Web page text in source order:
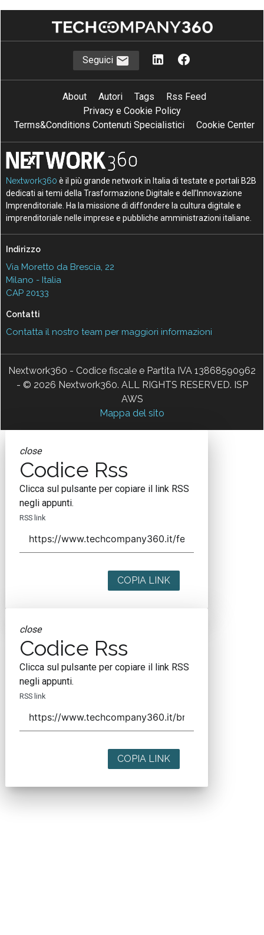
Seguici
About Autori Tags
Rss Feed
Privacy e Cookie Policy
Terms&Conditions Contenuti Specialistici
Cookie Center
Nextwork360 è il più grande network in Italia di testate e portali B2B
dedicati ai temi della Trasformazione Digitale e dell’Innovazione
Imprenditoriale. Ha la missione di diffondere la cultura digitale e
imprenditoriale nelle imprese e pubbliche amministrazioni italiane.
Indirizzo
Via Moretto da Brescia, 22
Milano - Italia
CAP 20133
Contatti
Contatta il nostro team per maggiori informazioni
Nextwork360 - Codice fiscale e Partita IVA 13868590962
- © 2026 Nextwork360. ALL RIGHTS RESERVED. ISP
AWS
Mappa del sito
close
Codice Rss
Clicca sul pulsante per copiare il link RSS
negli appunti.
RSS link
COPIA LINK
close
Codice Rss
Clicca sul pulsante per copiare il link RSS
negli appunti.
RSS link
COPIA LINK